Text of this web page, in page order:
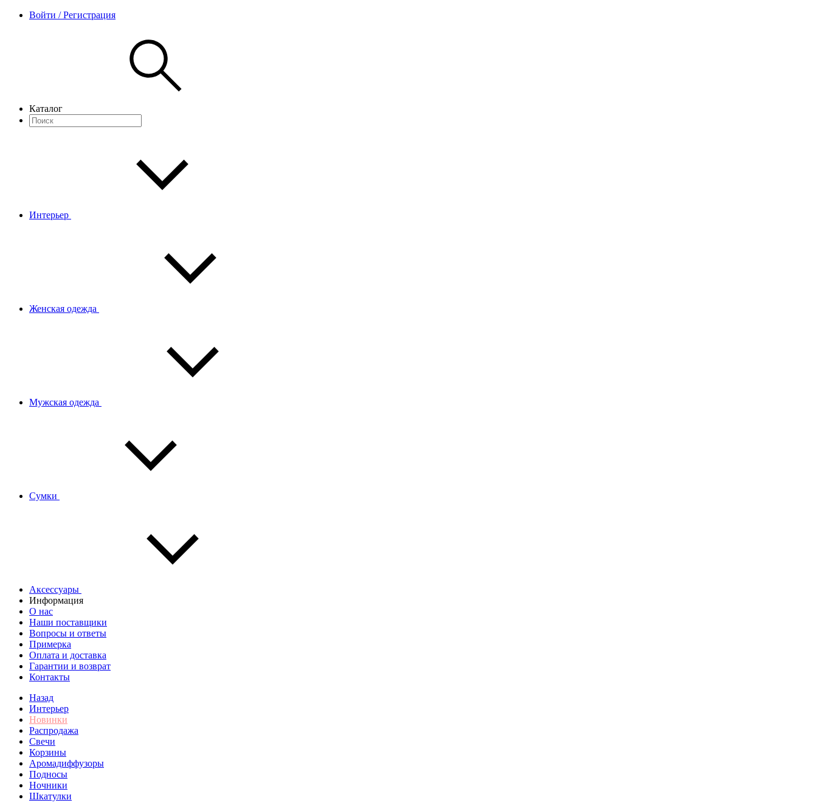
Войти / Регистрация
Каталог
Интерьер
Женская одежда
Мужская одежда
Сумки
Аксессуары
Информация
О нас
Наши поставщики
Вопросы и ответы
Примерка
Оплата и доставка
Гарантии и возврат
Контакты
Назад
Интерьер
Новинки
Распродажа
Свечи
Корзины
Аромадиффузоры
Подносы
Ночники
Шкатулки